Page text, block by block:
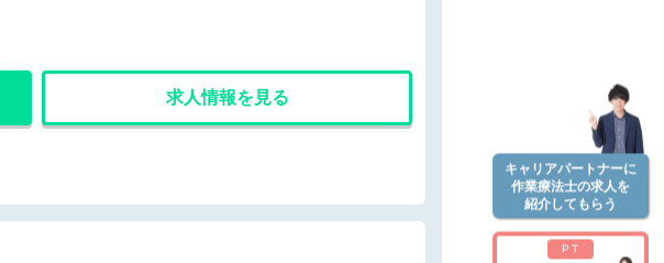
求人情報を見る
キャリアパートナーに
作業療法士の求人を
紹介してもらう
PT